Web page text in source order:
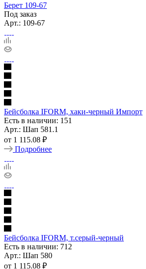
Берет 109-67
Под заказ
Арт.: 109-67
Бейсболка IFORM, хаки-черный Импорт
Есть в наличии: 151
Арт.: Шап 581.1
от 1 115.08 ₽
Подробнее
Бейсболка IFORM, т.серый-черный
Есть в наличии: 712
Арт.: Шап 580
от 1 115.08 ₽